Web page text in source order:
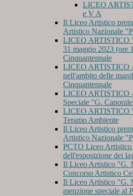
LICEO
e V A
Il Liceo Artistico
Artistico Nazionale
LICEO ARTISTICO
31 maggio 2023 (ore
Cinquantennale
LICEO ARTISTICO
nell'ambito delle
Cinquantennale
LICEO ARTISTICO
Speciale "G.
LICEO
Teramo Ambiente
Il Liceo Artistico
Artistico Nazionale
PCTO Liceo Artistico
dell'esposizione dei
Il Liceo Artistico "G.
Concorso Artistico
Il Liceo Artistico "G.
menzione speciale al